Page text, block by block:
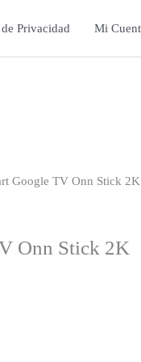
Privacidad Mi
Google TV Onn Stick 2K
Onn Stick 2K